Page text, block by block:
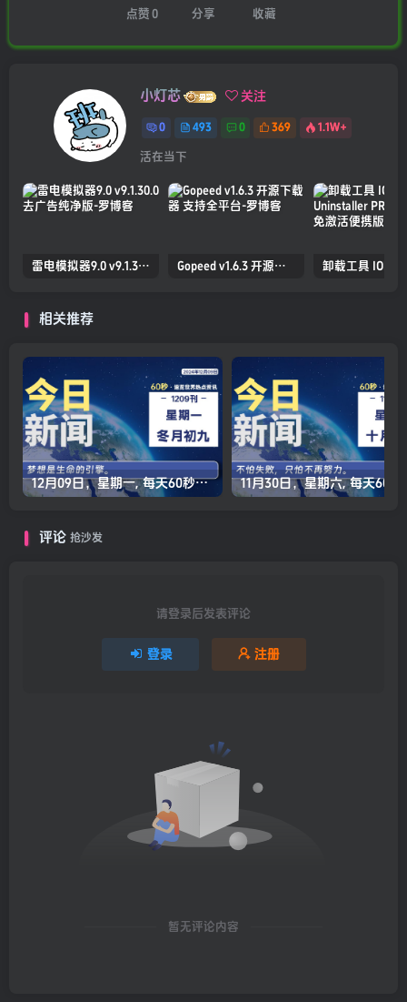
点赞 0 分享 收藏
小灯芯 关注
0 493 0 369 1.1W+
活在当下
雷电模拟器9.0 v9.1.30.0 去广告纯净版 Gopeed v1.6.3 开源下载器 支持全平台
相关推荐
12月09日，星期一, 每天60秒读懂全世界！
评论 抢沙发
请登录后发表评论
登录 注册
暂无评论内容